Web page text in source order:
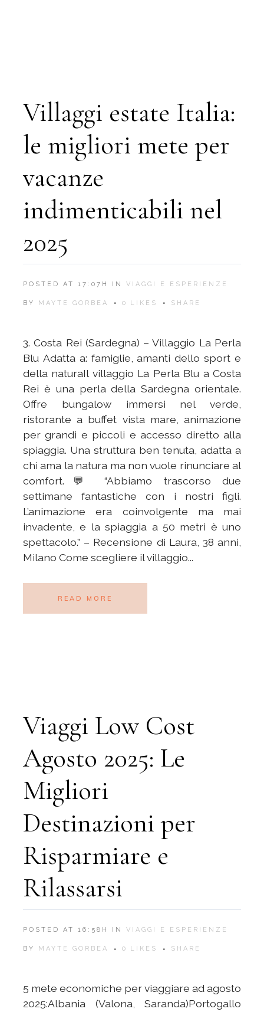
Villaggi estate Italia:
le migliori mete per
vacanze
indimenticabili nel
2025
POSTED AT 17:07H IN VIAGGI E ESPERIENZE
BY MAYTE GORBEA 0 LIKES SHARE
3. Costa Rei (Sardegna) – Villaggio La Perla
Blu Adatta a: famiglie, amanti dello sport e
della naturaIl villaggio La Perla Blu a Costa
Rei è una perla della Sardegna orientale.
Offre bungalow immersi nel verde,
ristorante a buffet vista mare, animazione
per grandi e piccoli e accesso diretto alla
spiaggia. Una struttura ben tenuta, adatta a
chi ama la natura ma non vuole rinunciare al
comfort.💬 “Abbiamo trascorso due
settimane fantastiche con i nostri figli.
L’animazione era coinvolgente ma mai
invadente, e la spiaggia a 50 metri è uno
spettacolo.” – Recensione di Laura, 38 anni,
Milano Come scegliere il villaggio...
READ MORE
Viaggi Low Cost
Agosto 2025: Le
Migliori
Destinazioni per
Risparmiare e
Rilassarsi
POSTED AT 16:58H IN VIAGGI E ESPERIENZE
BY MAYTE GORBEA 0 LIKES SHARE
5 mete economiche per viaggiare ad agosto
2025:Albania (Valona, Saranda)Portogallo